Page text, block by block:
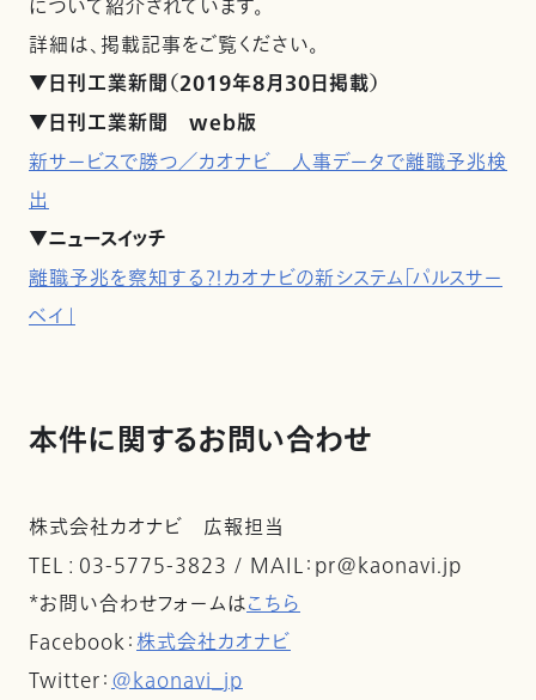
について紹介されています。
詳細は、掲載記事をご覧ください。
▼日刊工業新聞（2019年8月30日掲載）
▼日刊工業新聞 web版
新サービスで勝つ／カオナビ 人事データで離職予兆検
出
▼ニュースイッチ
離職予兆を察知する？！カオナビの新システム「パルスサー
ベイ」
本件に関するお問い合わせ
株式会社カオナビ 広報担当
TEL : 03-5775-3823 / MAIL：pr@kaonavi.jp
*お問い合わせフォームはこちら
Facebook：株式会社カオナビ
Twitter：@kaonavi_jp